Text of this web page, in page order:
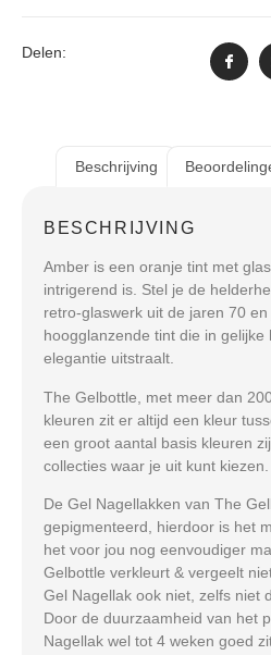
Delen:
Beschrijving
BESCHRIJVING
Amber is een oranje tint met
intrigerend is. Stel je de
retro-glaswerk uit de jaren 70
hoogglanzende tint die in
elegantie uitstraalt.
The Gelbottle, met meer dan
kleuren zit er altijd een kleur
een groot aantal basis kleuren
collecties waar je uit kunt kiezen.
De Gel Nagellakken van The
gepigmenteerd, hierdoor is het
het voor jou nog eenvoudiger
Gelbottle verkleurt & vergeelt
Gel Nagellak ook niet, zelfs niet
Door de duurzaamheid van het
Nagellak wel tot 4 weken goed